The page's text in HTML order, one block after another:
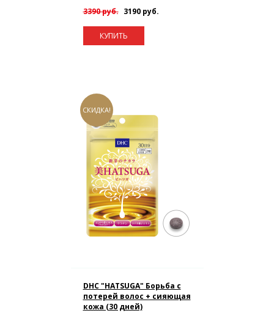
3390 руб. 3190 руб.
КУПИТЬ
СКИДКА!
DHC "HATSUGA" Борьба с
потерей волос + сияющая
кожа (30 дней)